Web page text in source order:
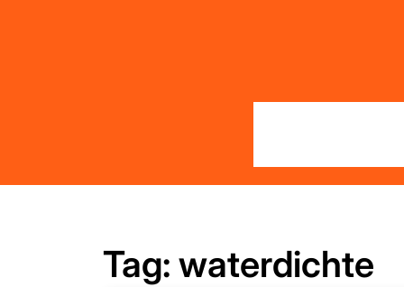
Tag: waterdichte